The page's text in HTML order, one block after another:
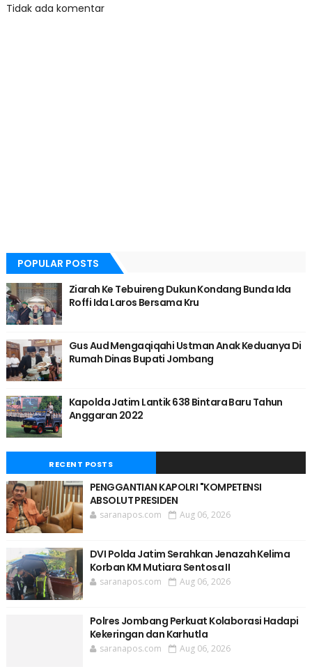
Tidak ada komentar
POPULAR POSTS
Ziarah Ke Tebuireng Dukun Kondang Bunda Ida
Roffi Ida Laros Bersama Kru
Gus Aud Mengaqiqahi Ustman Anak Keduanya Di
Rumah Dinas Bupati Jombang
Kapolda Jatim Lantik 638 Bintara Baru Tahun
Anggaran 2022
RECENT POSTS
PENGGANTIAN KAPOLRI "KOMPETENSI
ABSOLUT PRESIDEN
saranapos.com Aug 06, 2026
DVI Polda Jatim Serahkan Jenazah Kelima
Korban KM Mutiara Sentosa II
saranapos.com Aug 06, 2026
Polres Jombang Perkuat Kolaborasi Hadapi
Kekeringan dan Karhutla
saranapos.com Aug 06, 2026